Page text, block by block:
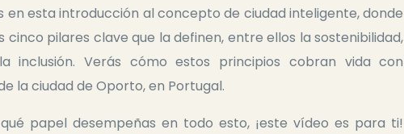
en esta introducción al concepto de ciudad inteligente, donde
cinco pilares clave que la definen, entre ellos la sostenibilidad,
inclusión. Verás cómo estos principios cobran vida con
la ciudad de Oporto, en Portugal.
papel desempeñas en todo esto, ¡este vídeo es para ti!